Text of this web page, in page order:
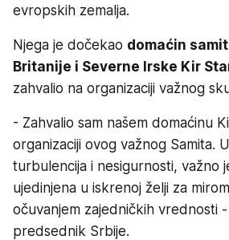
evropskih zemalja.
Njega je dočekao domaćin
Britanije i Severne Irske Kir
zahvalio na organizaciji važnog
- Zahvalio sam našem domaćinu
organizaciji ovog važnog Samita.
turbulencija i nesigurnosti, važno
ujedinjena u iskrenoj želji za
očuvanjem zajedničkih vrednosti
predsednik Srbije.